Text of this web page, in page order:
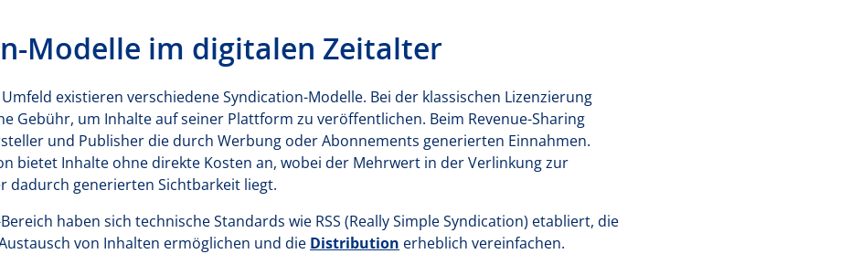
Modelle im digitalen Zeitalter
existieren verschiedene Syndication-Modelle. Bei der klassischen Lizenzierung
Gebühr, um Inhalte auf seiner Plattform zu veröffentlichen. Beim Revenue-Sharing
und Publisher die durch Werbung oder Abonnements generierten Einnahmen.
bietet Inhalte ohne direkte Kosten an, wobei der Mehrwert in der Verlinkung zur
dadurch generierten Sichtbarkeit liegt.
haben sich technische Standards wie RSS (Really Simple Syndication) etabliert, die
von Inhalten ermöglichen und die Distribution erheblich vereinfachen.